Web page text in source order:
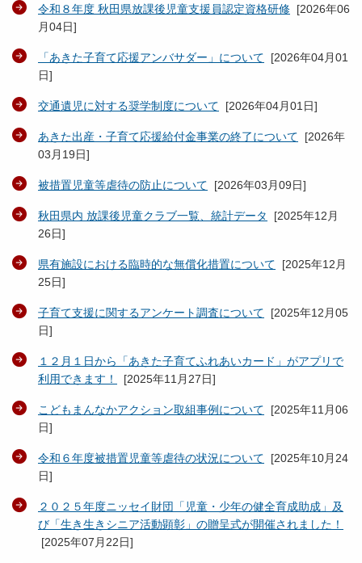
令和８年度 秋田県放課後児童支援員認定資格研修 [2026年06
月04日]
「あきた子育て応援アンバサダー」について [2026年04月01
日]
交通遺児に対する奨学制度について [2026年04月01日]
あきた出産・子育て応援給付金事業の終了について [2026年
03月19日]
被措置児童等虐待の防止について [2026年03月09日]
秋田県内 放課後児童クラブ一覧、統計データ [2025年12月
26日]
県有施設における臨時的な無償化措置について [2025年12月
25日]
子育て支援に関するアンケート調査について [2025年12月05
日]
１２月１日から「あきた子育てふれあいカード」がアプリで
利用できます！
[2025年11月27日]
こどもまんなかアクション取組事例について [2025年11月06
日]
令和６年度被措置児童等虐待の状況について [2025年10月24
日]
２０２５年度ニッセイ財団「児童・少年の健全育成助成」及
び「生き生きシニア活動顕彰」の贈呈式が開催されました！
[2025年07月22日]